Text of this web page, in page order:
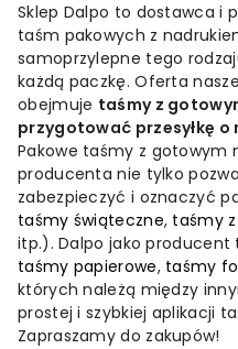
Sklep Dalpo to dostawca i
taśm pakowych z
samoprzylepne tego
każdą paczkę. Oferta
obejmuje taśmy z
przygotować przesyłkę
Pakowe taśmy z gotowym
producenta nie tylko
zabezpieczyć i oznaczyć
taśmy świąteczne, taśmy
itp.). Dalpo jako
taśmy papierowe,taśmy
których należą między
prostej i szybkiej aplikacji
Zapraszamy do zakupów!